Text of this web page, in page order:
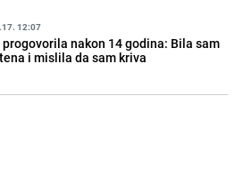
12:07
nakon 14 godina: Bila sam
i mislila da sam kriva